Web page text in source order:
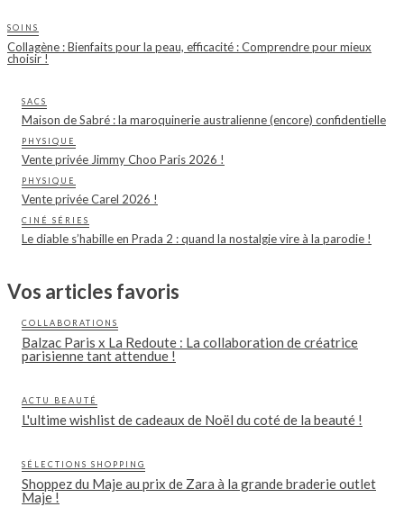
SOINS
Collagène : Bienfaits pour la peau, efficacité : Comprendre pour mieux
choisir !
SACS
Maison de Sabré : la maroquinerie australienne (encore) confidentielle
PHYSIQUE
Vente privée Jimmy Choo Paris 2026 !
PHYSIQUE
Vente privée Carel 2026 !
CINÉ SÉRIES
Le diable s’habille en Prada 2 : quand la nostalgie vire à la parodie !
Vos articles favoris
COLLABORATIONS
Balzac Paris x La Redoute : La collaboration de créatrice
parisienne tant attendue !
ACTU BEAUTÉ
L'ultime wishlist de cadeaux de Noël du coté de la beauté !
SÉLECTIONS SHOPPING
Shoppez du Maje au prix de Zara à la grande braderie outlet
Maje !